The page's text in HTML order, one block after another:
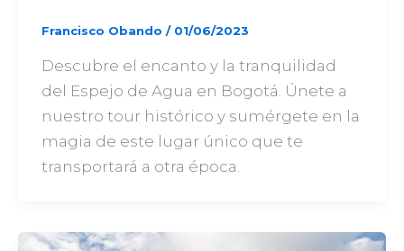
Francisco Obando / 01/06/2023
Descubre el encanto y la tranquilidad
del Espejo de Agua en Bogotá. Únete a
nuestro tour histórico y sumérgete en la
magia de este lugar único que te
transportará a otra época.